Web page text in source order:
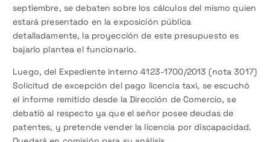
septiembre, se debaten sobre los cálculos del mismo quien
estará presentado en la exposición pública
detalladamente, la proyección de este presupuesto es
bajarlo plantea el funcionario.
Luego, del Expediente interno 4123-1700/2013 (nota 3017)
Solicitud de excepción del pago licencia taxi, se escuchó
el informe remitido desde la Dirección de Comercio, se
debatió al respecto ya que el señor posee deudas de
patentes, y pretende vender la licencia por discapacidad.